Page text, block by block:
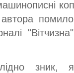
зник,